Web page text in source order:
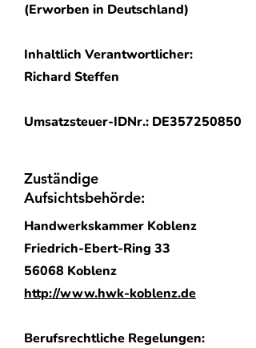
(Erworben in Deutschland)
Inhaltlich Verantwortlicher:
Richard Steffen
Umsatzsteuer-IDNr.: DE357250850
Zuständige
Aufsichtsbehörde:
Handwerkskammer Koblenz
Friedrich-Ebert-Ring 33
56068 Koblenz
http://www.hwk-koblenz.de
Berufsrechtliche Regelungen: